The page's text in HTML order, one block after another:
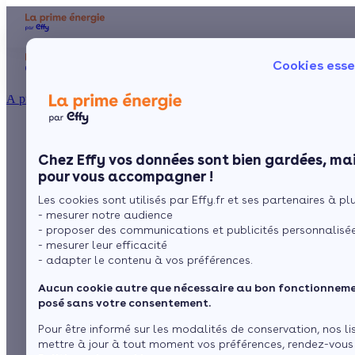
Cookies
Chez Effy vos données sont bien gardées,
pour vous accompagner !
Les cookies sont utilisés par Effy.fr et ses partenaires à
- mesurer notre audience
- proposer des communications et publicités
- mesurer leur efficacité
- adapter le contenu à vos préférences.
Aucun cookie autre que nécessaire au bon
posé sans votre consentement.
Pour être informé sur les modalités de conservation, nos
mettre à jour à tout moment vos préférences, rendez-
À propos
Le concept
Comment l'obtenir ?
Chauffage
Poêle à
Prix d'un système
solaire combiné :
toutes les
informations
parCamille Defougères